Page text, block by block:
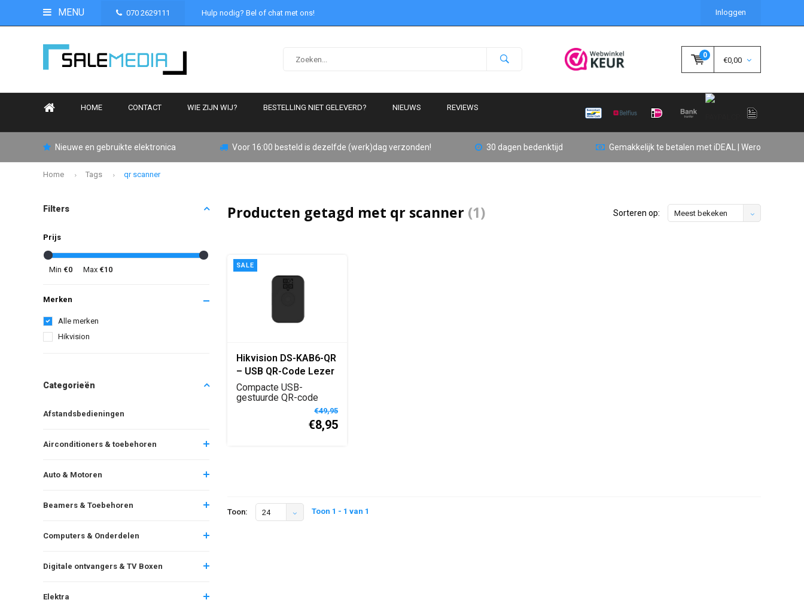
MENU 070 2629111 Hulp nodig? Bel of chat met ons! Inloggen
0
€0,00
HOME CONTACT WIE ZIJN WIJ? BESTELLING NIET GELEVERD? NIEUWS REVIEWS
Nieuwe en gebruikte elektronica Voor 16:00 besteld is dezelfde (werk)dag verzonden! 30 dagen bedenktijd Gemakkelijk te betalen met iDEAL | Wero
Home Tags qr scanner
Filters
Prijs
Min €0 Max €10
Merken
Alle merken
Hikvision
Categorieën
Afstandsbedieningen
Airconditioners & toebehoren
Auto & Motoren
Beamers & Toebehoren
Computers & Onderdelen
Digitale ontvangers & TV Boxen
Elektra
Producten getagd met qr scanner (1) Sorteren op: Meest bekeken
SALE
Hikvision DS-KAB6-QR
– USB QR-Code Lezer
Module voor
Toegangscontrole
Compacte USB-
gestuurde QR-code
lezer voor Hikvision€49,95
€8,95
Toon: 24 Toon 1 - 1 van 1